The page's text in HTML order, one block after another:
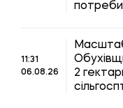
11:31
06.08.26
2